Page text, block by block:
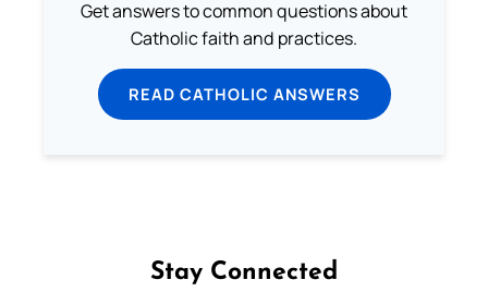
Get answers to common questions about
Catholic faith and practices.
READ CATHOLIC ANSWERS
Stay Connected